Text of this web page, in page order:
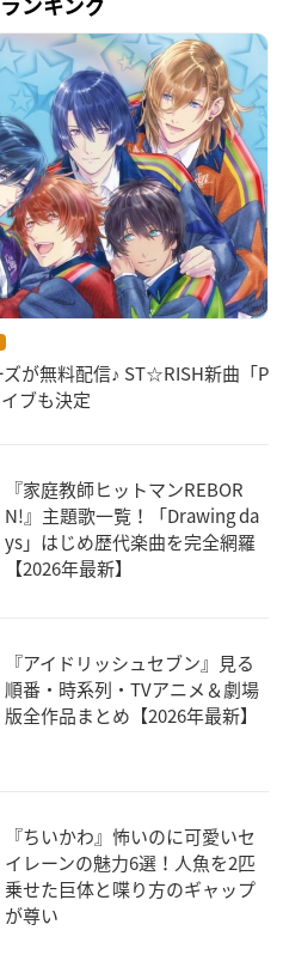
ンキング
ズが無料配信♪ ST☆RISH新曲「P
ブも決定
『家庭教師ヒットマンREBOR
N!』主題歌一覧！「Drawing da
ys」はじめ歴代楽曲を完全網羅
【2026年最新】
『アイドリッシュセブン』見る
順番・時系列・TVアニメ＆劇場
版全作品まとめ【2026年最新】
『ちいかわ』怖いのに可愛いセ
イレーンの魅力6選！人魚を2匹
乗せた巨体と喋り方のギャップ
が尊い